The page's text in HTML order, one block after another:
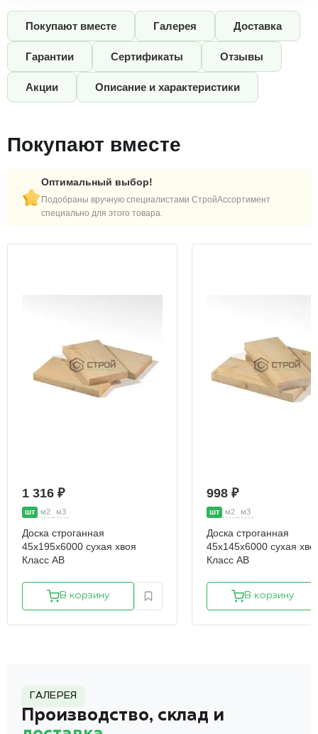
Покупают вместе Галерея Доставка
Гарантии Сертификаты Отзывы
Акции Описание и характеристики
Покупают вместе
Оптимальный выбор!
Подобраны вручную специалистами СтройАссортимент
специально для этого товара.
1 316 ₽
шт м2 м3
Доска строганная
45х195х6000 сухая хвоя
Класс АВ
В корзину
998 ₽
шт м2 м3
Доска строганная
45х145х6000 сухая
Класс АВ
В корзину
ГАЛЕРЕЯ
Производство, склад и